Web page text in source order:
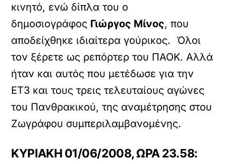
κινητό, ενώ δίπλα του ο
δημοσιογράφος Γιώργος Μίνος, που
αποδείχθηκε ιδιαίτερα γούρικος. Όλοι
τον ξέρετε ως ρεπόρτερ του ΠΑΟΚ. Αλλά
ήταν και αυτός που μετέδωσε για την
ΕΤ3 και τους τρεις τελευταίους αγώνες
του Πανθρακικού, της αναμέτρησης στου
Ζωγράφου συμπεριλαμβανομένης.
ΚΥΡΙΑΚΗ 01/06/2008, ΩΡΑ 23.58: